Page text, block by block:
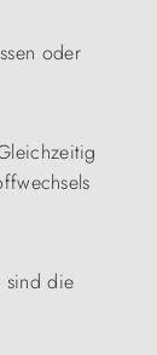
oder
sind die